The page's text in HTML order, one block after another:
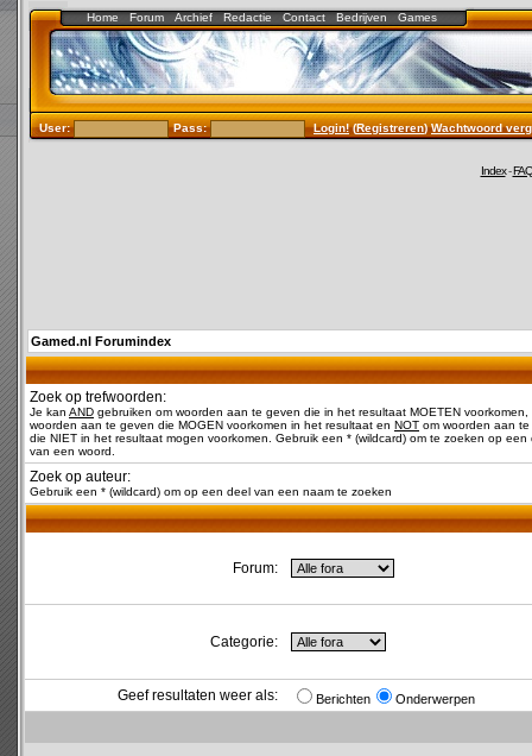
Home Forum Archief Redactie Contact Bedrijven Games
User: Pass: Login!(Registreren)Wachtwoord
Index-FAQ
Gamed.nl Forumindex
Zoek op trefwoorden:
Je kan AND gebruiken om woorden aan te geven die in het resultaat MOETEN voorkomen,
woorden aan te geven die MOGEN voorkomen in het resultaat en NOT om woorden aan
die NIET in het resultaat mogen voorkomen. Gebruik een * (wildcard) om te zoeken op een
van een woord.
Zoek op auteur:
Gebruik een * (wildcard) om op een deel van een naam te zoeken
Forum:
Categorie:
Geef resultaten weer als: Berichten Onderwerpen